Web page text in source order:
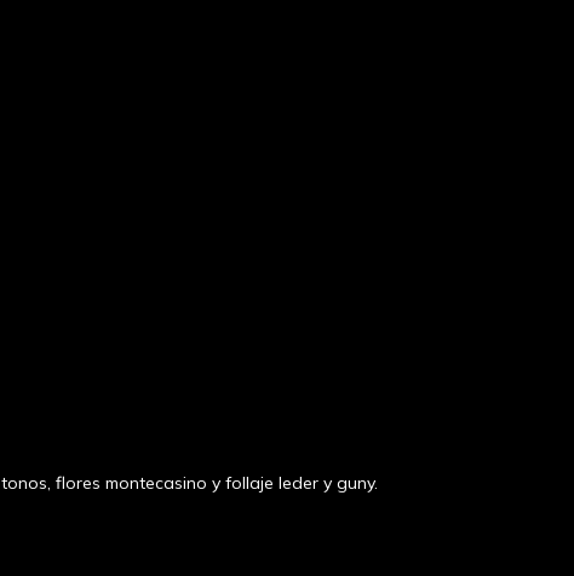
flores montecasino y follaje leder y guny.